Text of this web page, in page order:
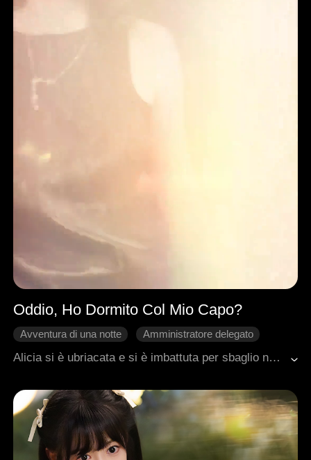
Oddio, Ho Dormito Col Mio Capo?
Avventura di una notte
Amministratore delegato
Impostore
Innamoramento Graduale
Dolcezza
Alicia si è ubriacata e si è imbattuta per sbaglio nella suite presidenziale dell'hotel, dove ha avuto un'avventura di una notte con il suo capo, Ryan. Terrorizzata dalle conseguenze, ha nascosto la verità per non rischiare il lavoro. La sua amica Jessie trova la collana di Alicia nella suite e dichiara falsamente di essere la compagna di una notte di Ryan. Nel corso del tempo, Alicia si è gradualmente innamorata di Ryan. Alla fine, le bugie di Jessie vennero alla luce. Alicia e Ryan superano tutti i malintesi e finalmente si uniscono come coppia.